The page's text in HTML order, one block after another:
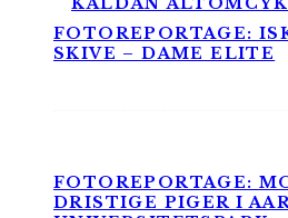
FOTOREPORTAGE:
SKIVE – DAME ELITE
FOTOREPORTAGE:
DRISTIGE PIGER I